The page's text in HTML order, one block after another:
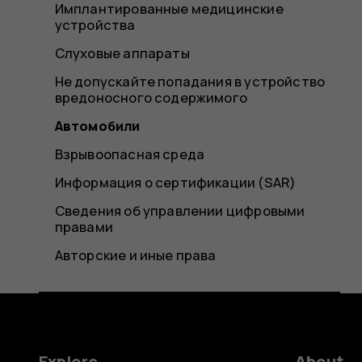
Имплантированные медицинские
устройства
Слуховые аппараты
Не допускайте попадания в устройство
вредоносного содержимого
Автомобили
Взрывоопасная среда
Информация о сертификации (SAR)
Сведения об управлении цифровыми
правами
Авторские и иные права